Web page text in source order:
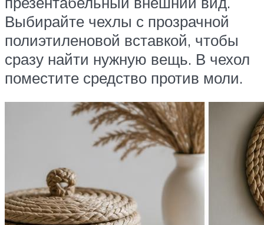
Выбирайте чехлы с прозрачной
полиэтиленовой вставкой, чтобы
сразу найти нужную вещь. В чехол
поместите средство против моли.